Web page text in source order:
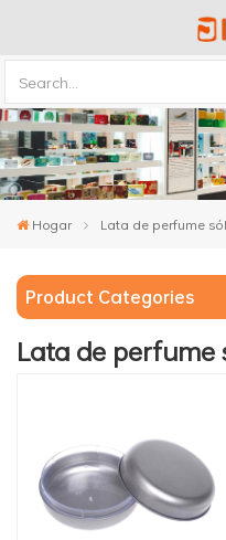
Hogar Lata de perfume
Product Categories
Lata de perfume